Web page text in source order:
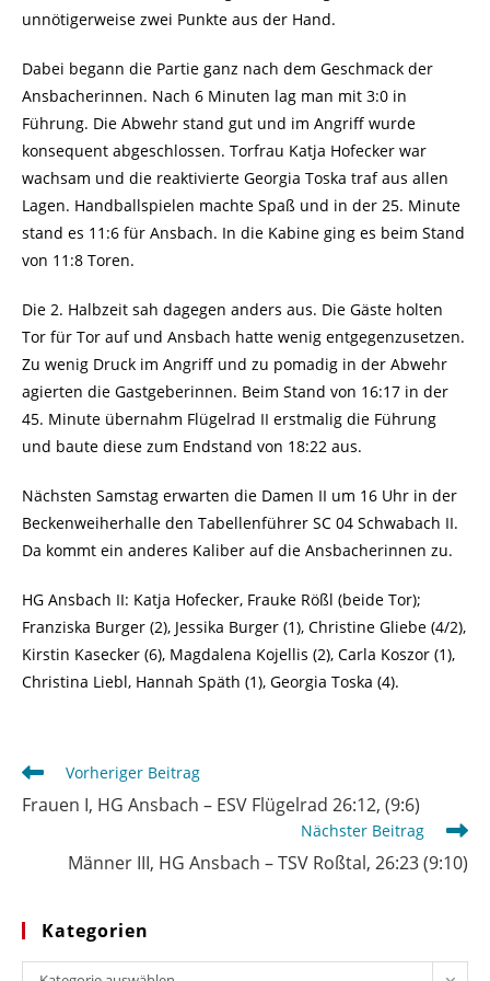
unnötigerweise zwei Punkte aus der Hand.
Dabei begann die Partie ganz nach dem Geschmack der
Ansbacherinnen. Nach 6 Minuten lag man mit 3:0 in
Führung. Die Abwehr stand gut und im Angriff wurde
konsequent abgeschlossen. Torfrau Katja Hofecker war
wachsam und die reaktivierte Georgia Toska traf aus allen
Lagen. Handballspielen machte Spaß und in der 25. Minute
stand es 11:6 für Ansbach. In die Kabine ging es beim Stand
von 11:8 Toren.
Die 2. Halbzeit sah dagegen anders aus. Die Gäste holten
Tor für Tor auf und Ansbach hatte wenig entgegenzusetzen.
Zu wenig Druck im Angriff und zu pomadig in der Abwehr
agierten die Gastgeberinnen. Beim Stand von 16:17 in der
45. Minute übernahm Flügelrad II erstmalig die Führung
und baute diese zum Endstand von 18:22 aus.
Nächsten Samstag erwarten die Damen II um 16 Uhr in der
Beckenweiherhalle den Tabellenführer SC 04 Schwabach II.
Da kommt ein anderes Kaliber auf die Ansbacherinnen zu.
HG Ansbach II: Katja Hofecker, Frauke Rößl (beide Tor);
Franziska Burger (2), Jessika Burger (1), Christine Gliebe (4/2),
Kirstin Kasecker (6), Magdalena Kojellis (2), Carla Koszor (1),
Christina Liebl, Hannah Späth (1), Georgia Toska (4).
Weitere
Artikel
ansehen
Vorheriger Beitrag
Frauen I, HG Ansbach – ESV Flügelrad 26:12, (9:6)
Nächster Beitrag
Männer III, HG Ansbach – TSV Roßtal, 26:23 (9:10)
Kategorien
Kategorien